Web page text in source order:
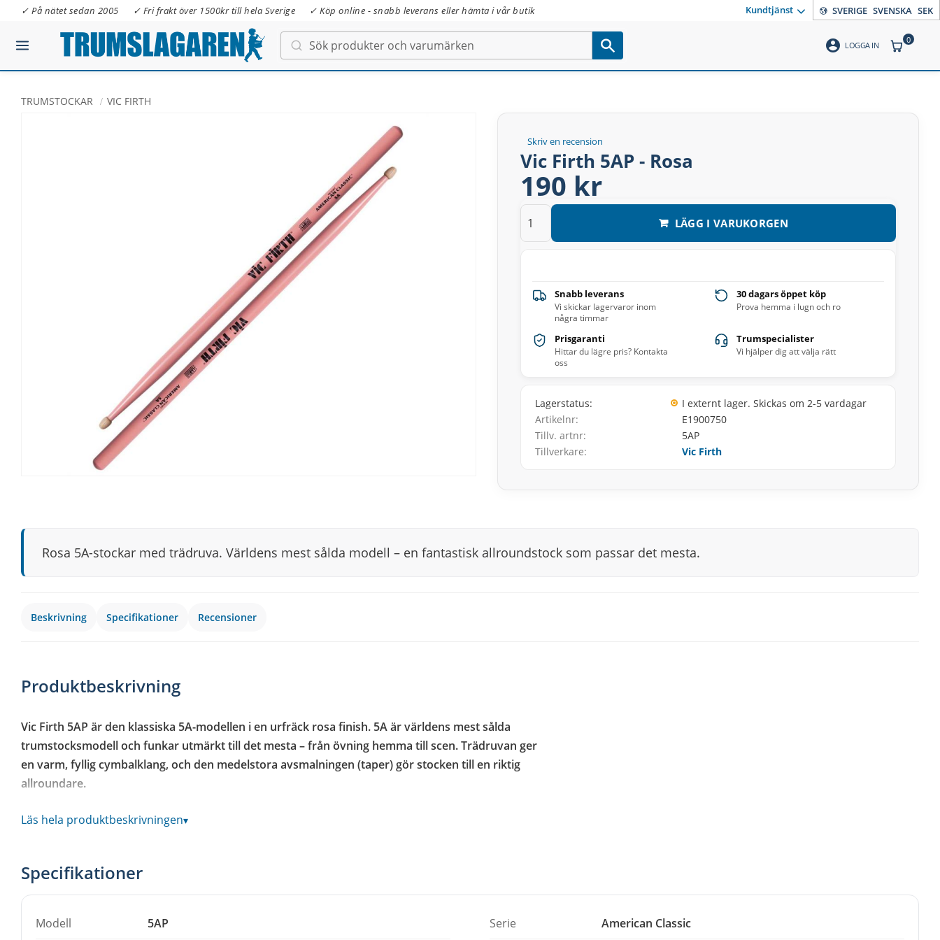
✓ På nätet sedan 2005 ✓ Fri frakt över 1500kr till hela Sverige ✓ Köp online - snabb leverans eller hämta i vår butik Kundtjänst SVERIGE SVENSKA SEK
account_circle LOGGA IN ANTAL
0
TRUMSTOCKAR VIC FIRTH
Skriv en recension
Vic Firth 5AP - Rosa
190 kr
LÄGG I VARUKORGEN
Snabb leverans
Vi skickar lagervaror inom
några timmar
30 dagars öppet köp
Prova hemma i lugn och ro
Prisgaranti
Hittar du lägre pris? Kontakta
oss
Trumspecialister
Vi hjälper dig att välja rätt
Lagerstatus
I externt lager. Skickas om 2-5 vardagar
Artikelnr
E1900750
Tillv. artnr
5AP
Tillverkare
Vic Firth
Rosa 5A-stockar med trädruva. Världens mest sålda modell – en fantastisk allroundstock som passar det mesta.
Beskrivning Specifikationer Recensioner
Produktbeskrivning
Vic Firth 5AP är den klassiska 5A-modellen i en urfräck rosa finish. 5A är världens mest sålda
trumstocksmodell och funkar utmärkt till det mesta – från övning hemma till scen. Trädruvan ger
en varm, fyllig cymbalklang, och den medelstora avsmalningen (taper) gör stocken till en riktig
allroundare.
Spelkänsla och ljud
Druvan är formad som en tear drop i trä, vilket ger en rundare och rikare klang mot cymbaler
jämfört med nylondruvor.
Läs hela produktbeskrivningen▾
Specifikationer
Modell 5AP Serie American Classic